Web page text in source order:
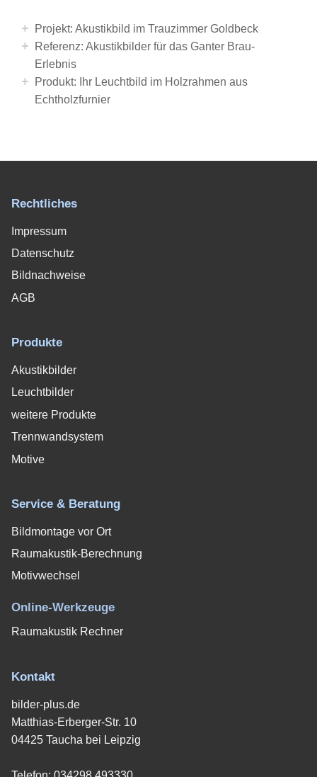
+ Projekt: Akustikbild im Trauzimmer Goldbeck
+
Referenz: Akustikbilder für das Ganter Brau-
Erlebnis
+
Produkt: Ihr Leuchtbild im Holzrahmen aus
Echtholzfurnier
Rechtliches
Impressum
Datenschutz
Bildnachweise
AGB
Produkte
Akustikbilder
Leuchtbilder
weitere Produkte
Trennwandsystem
Motive
Service & Beratung
Bildmontage vor Ort
Raumakustik-Berechnung
Motivwechsel
Online-Werkzeuge
Raumakustik Rechner
Kontakt
bilder-plus.de
Matthias-Erberger-Str. 10
04425 Taucha bei Leipzig